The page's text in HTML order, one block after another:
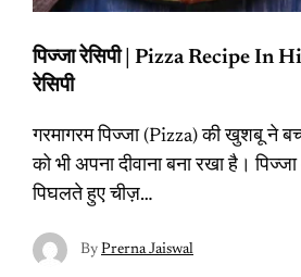
पिज्जा रेसिपी | Pizza Recipe In
रेसिपी
गरमागरम पिज्जा (Pizza) की खुशबू ने
को भी अपना दीवाना बना रखा है।
पिघलते हुए चीज़…
By Prerna Jaiswal